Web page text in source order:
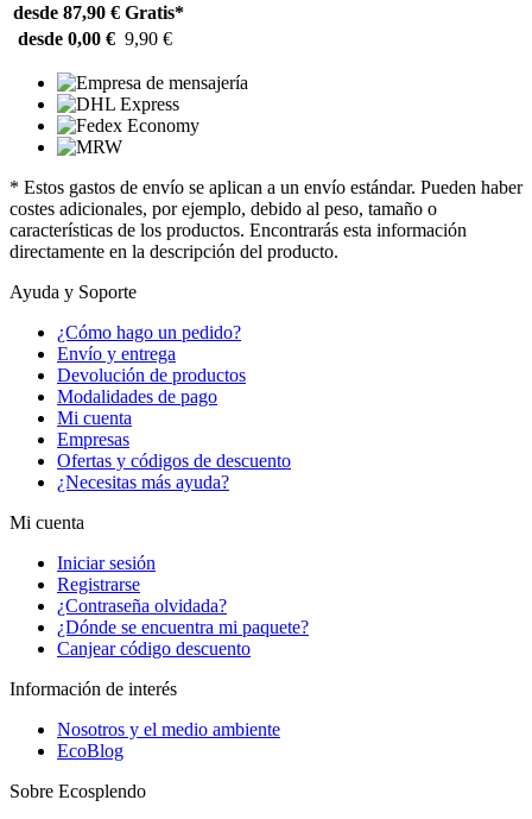
desde 87,90 € Gratis*
desde 0,00 € 9,90 €
* Estos gastos de envío se aplican a un envío estándar. Pueden haber
costes adicionales, por ejemplo, debido al peso, tamaño o
características de los productos. Encontrarás esta información
directamente en la descripción del producto.
Ayuda y Soporte
¿Cómo hago un pedido?
Envío y entrega
Devolución de productos
Modalidades de pago
Mi cuenta
Empresas
Ofertas y códigos de descuento
¿Necesitas más ayuda?
Mi cuenta
Iniciar sesión
Registrarse
¿Contraseña olvidada?
¿Dónde se encuentra mi paquete?
Canjear código descuento
Información de interés
Nosotros y el medio ambiente
EcoBlog
Sobre Ecosplendo